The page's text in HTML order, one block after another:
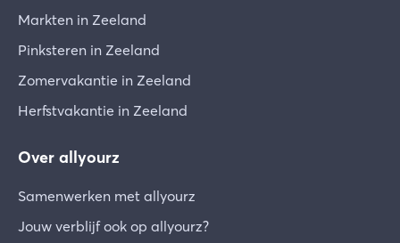
Zorg ervoor dat als je een dagje op pad gaat, je
de ramen en deuren goed hebt afgesloten. Laat
Op de dag van vertrek dien je je vakantieverblijf
mogelijk om uiterlijk om 13.00 uur te vertrekken).
Eén dag voor je vertrek ontvang je van ons nog
Markten in Zeeland
Pinksteren in Zeeland
Zomervakantie in Zeeland
Herfstvakantie in Zeeland
Over allyourz
Samenwerken met allyourz
Jouw verblijf ook op allyourz?